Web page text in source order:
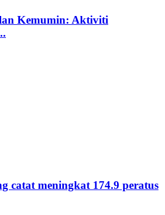
Kemumin: Aktiviti
catat meningkat 174.9 peratus